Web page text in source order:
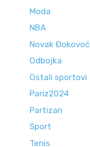
Moda
NBA
Novak Đokovoć
Odbojka
Ostali sportovi
Pariz2024
Partizan
Sport
Tenis